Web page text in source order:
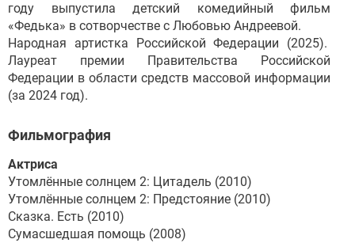
году выпустила детский комедийный фильм
«Федька» в сотворчестве с Любовью Андреевой.
Народная артистка Российской Федерации (2025).
Лауреат премии Правительства Российской
Федерации в области средств массовой информации
(за 2024 год).
Фильмография
Актриса
Утомлённые солнцем 2: Цитадель (2010)
Утомлённые солнцем 2: Предстояние (2010)
Сказка. Есть (2010)
Сумасшедшая помощь (2008)